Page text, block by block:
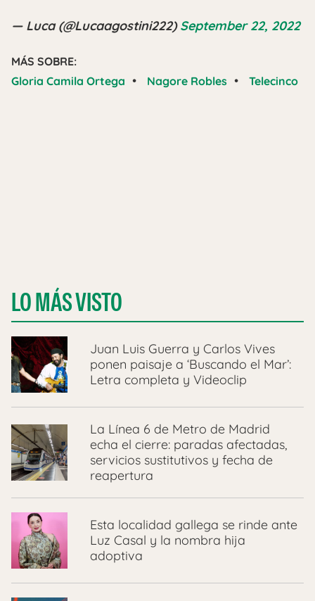
— Luca (@Lucaagostini222)September 22, 2022
MÁS SOBRE:
Gloria Camila Ortega • Nagore Robles • Telecinco
LO MÁS VISTO
Juan Luis Guerra y Carlos Vives
ponen paisaje a ‘Buscando el Mar’:
Letra completa y Videoclip
La Línea 6 de Metro de Madrid
echa el cierre: paradas afectadas,
servicios sustitutivos y fecha de
reapertura
Esta localidad gallega se rinde ante
Luz Casal y la nombra hija
adoptiva